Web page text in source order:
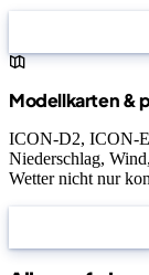
Modellkarten &
ICON-D2, ICON-
Niederschlag,
Wetter nicht nur